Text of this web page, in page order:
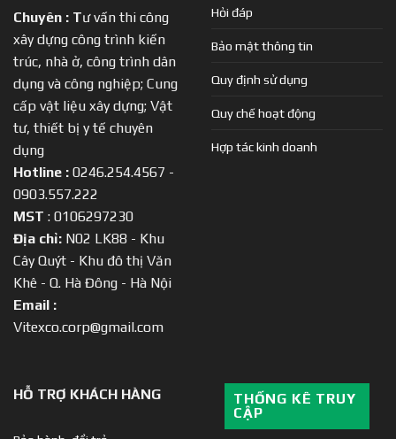
Chuyên : Tư vấn thi công
xây dựng công trình kiến
trúc, nhà ở, công trình dân
dụng và công nghiệp; Cung
cấp vật liệu xây dựng; Vật
tư, thiết bị y tế chuyên
dụng
Hotline : 0246.254.4567 -
0903.557.222
MST : 0106297230
Địa chỉ: N02 LK88 - Khu
Cây Quýt - Khu đô thị Văn
Khê - Q. Hà Đông - Hà Nội
Email :
Vitexco.corp@gmail.com
Hỏi đáp
Bảo mật thông tin
Quy định sử dụng
Quy chế hoạt động
Hợp tác kinh doanh
HỖ TRỢ KHÁCH HÀNG
THỐNG KÊ TRUY
CẬP